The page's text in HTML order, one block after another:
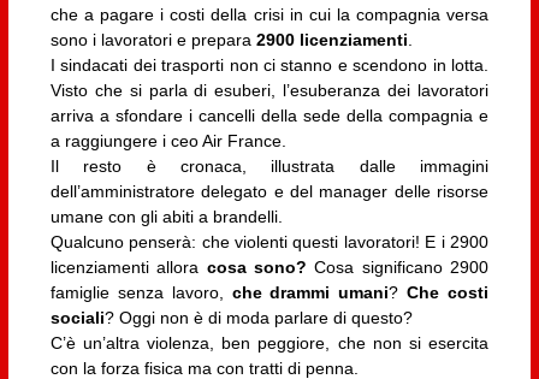
che a pagare i costi della crisi in cui la compagnia versa
sono i lavoratori e prepara 2900 licenziamenti
I sindacati dei trasporti non ci stanno e scendono in lotta.
Visto che si parla di esuberi, l’esuberanza dei lavoratori
arriva a sfondare i cancelli della sede della compagnia e
a raggiungere i ceo Air France.
Il resto è cronaca, illustrata dalle immagini
dell’amministratore delegato e del manager delle risorse
umane con gli abiti a brandelli.
Qualcuno penserà: che violenti questi lavoratori! E i 2900
licenziamenti allora cosa sono? Cosa significano 2900
famiglie senza lavoro, che drammi umani?Che costi
sociali? Oggi non è di moda parlare di questo?
C’è un’altra violenza, ben peggiore, che non si esercita
con la forza fisica ma con tratti di penna.